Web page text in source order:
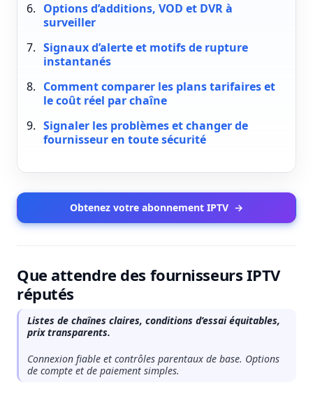
Options d’additions, VOD et DVR à
surveiller
Signaux d’alerte et motifs de rupture
instantanés
Comment comparer les plans tarifaires et
le coût réel par chaîne
Signaler les problèmes et changer de
fournisseur en toute sécurité
Obtenez votre abonnement IPTV →
Que attendre des fournisseurs IPTV
réputés
Listes de chaînes claires, conditions d’essai équitables,
prix transparents.
Connexion fiable et contrôles parentaux de base. Options
de compte et de paiement simples.